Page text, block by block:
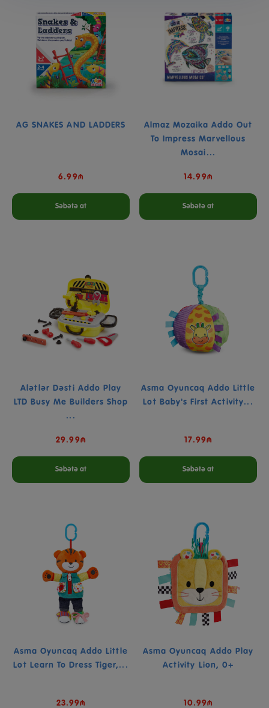
AG SNAKES AND LADDERS
6.99₼
Səbətə at
Almaz Mozaika Addo Out
To Impress Marvellous
Mosai...
14.99₼
Səbətə at
Alətlər Dəsti Addo Play
LTD Busy Me Builders Shop
...
29.99₼
Səbətə at
Asma Oyuncaq Addo Little
Lot Baby's First Activity...
17.99₼
Səbətə at
Asma Oyuncaq Addo Little
Lot Learn To Dress Tiger,...
23.99₼
Asma Oyuncaq Addo Play
Activity Lion, 0+
10.99₼